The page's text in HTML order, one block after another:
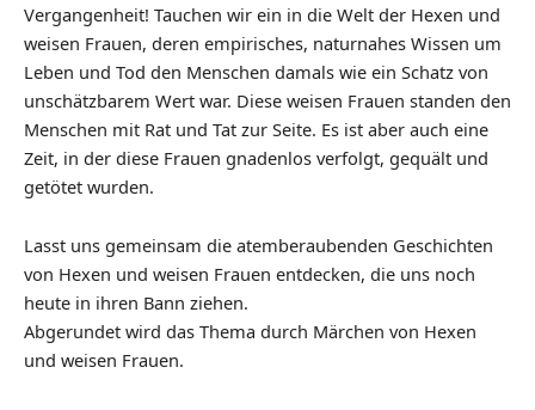
Vergangenheit! Tauchen wir ein in die Welt der Hexen und
weisen Frauen, deren empirisches, naturnahes Wissen um
Leben und Tod den Menschen damals wie ein Schatz von
unschätzbarem Wert war. Diese weisen Frauen standen den
Menschen mit Rat und Tat zur Seite. Es ist aber auch eine
Zeit, in der diese Frauen gnadenlos verfolgt, gequält und
getötet wurden.
Lasst uns gemeinsam die atemberaubenden Geschichten
von Hexen und weisen Frauen entdecken, die uns noch
heute in ihren Bann ziehen.
Abgerundet wird das Thema durch Märchen von Hexen
und weisen Frauen.